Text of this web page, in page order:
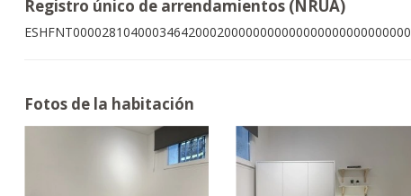
Registro único de arrendamientos (NRUA)
ESHFNT00002810400034642000200000000000000000000000000
Fotos de la habitación